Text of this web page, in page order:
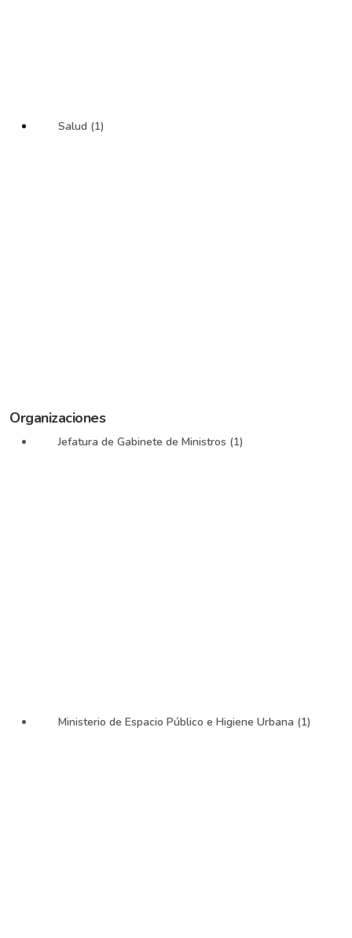
Salud (1)
Organizaciones
Jefatura de Gabinete de Ministros (1)
Ministerio de Espacio Público e Higiene Urbana (1)